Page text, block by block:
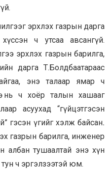
эрхлэх газрын дарга
ч утсаа авсангүй.
эрхлэх газрын барилга,
дарга Т.Болдбаатараас
энэ талаар ямар ч
нь ч хоёр талын хашааг
асуухад “гүйцэтгэсэн
гэсэн үгийг хэлж байсан.
газрын барилга, инженер
албан тушаалтай энэ хүн
ч эргэлзээтэй юм.